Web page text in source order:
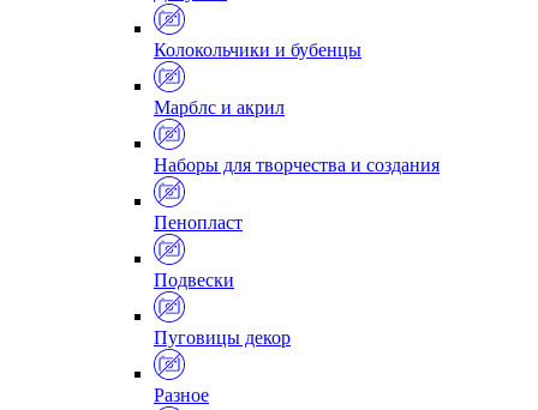
Колокольчики и бубенцы
Марблс и акрил
Наборы для творчества и создания
Пенопласт
Подвески
Пуговицы декор
Разное